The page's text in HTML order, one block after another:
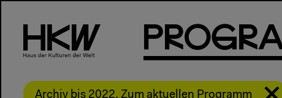
PRog R
Archiv bis 2022. Zum aktuellen Programm